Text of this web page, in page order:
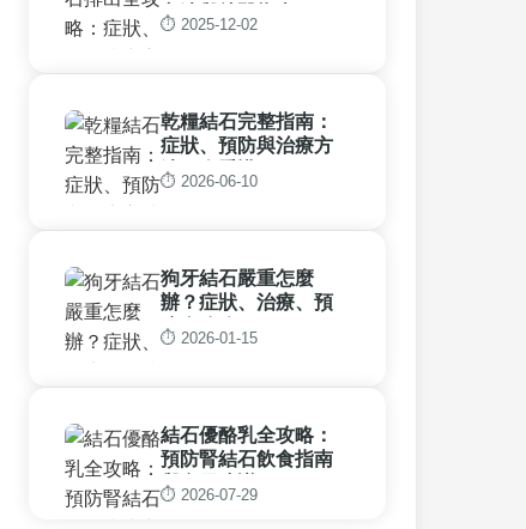
方法與就醫指南
⏱️ 2025-12-02
乾糧結石完整指南：
症狀、預防與治療方
法一次看懂
⏱️ 2026-06-10
狗牙結石嚴重怎麼
辦？症狀、治療、預
防全攻略
⏱️ 2026-01-15
結石優酪乳全攻略：
預防腎結石飲食指南
與實用建議
⏱️ 2026-07-29